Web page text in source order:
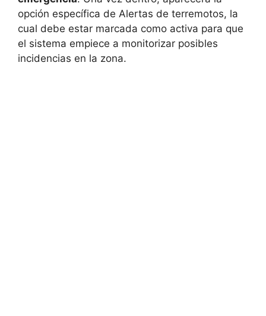
opción específica de Alertas de terremotos, la
cual debe estar marcada como activa para que
el sistema empiece a monitorizar posibles
incidencias en la zona.